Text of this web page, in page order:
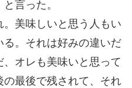
言った。
。美味しいと思う人もい
。それは好みの違いだ
オレも美味いと思って
最後で残されて、それ